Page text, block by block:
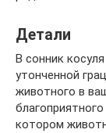
Детали
В сонник
утонченной
животного в
котором